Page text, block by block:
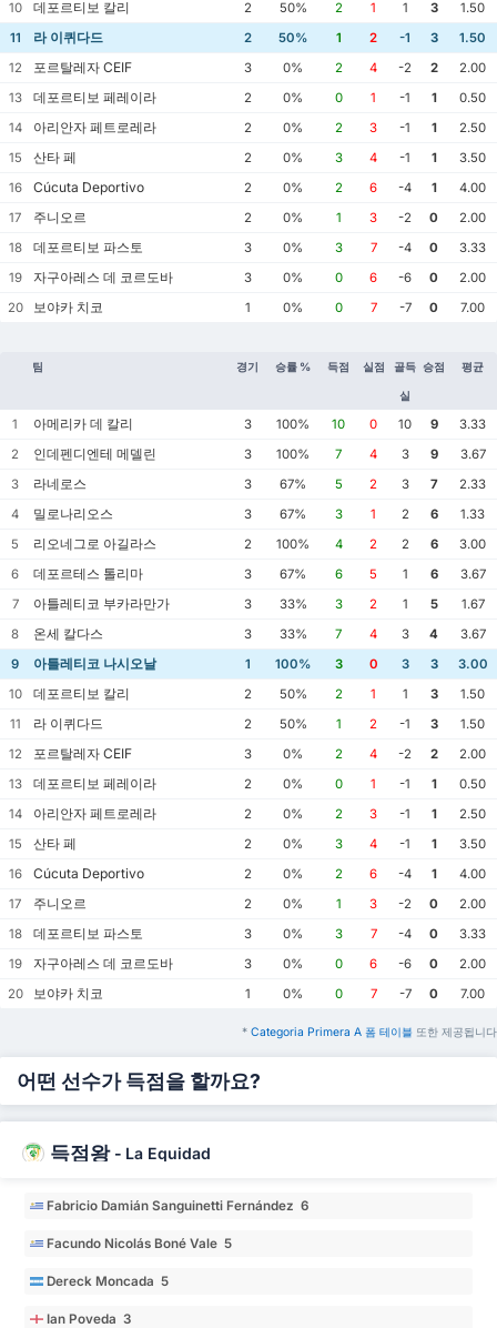
10 데포르티보 칼리 2 50% 2 1 1 3
1.50
11
라 이퀴다드 2 50% 1 2 -1 3
1.50
12
포르탈레자 CEIF 3 0% 2 4 -2 2
2.00
13
데포르티보 페레이라 2 0% 0 1 -1 1
0.50
14
아리안자 페트로레라 2 0% 2 3 -1 1
2.50
15
산타 페 2 0% 3 4 -1 1
3.50
16
Cúcuta Deportivo 2 0% 2 6 -4 1
4.00
17
주니오르 2 0% 1 3 -2 0
2.00
18
데포르티보 파스토 3 0% 3 7 -4 0
3.33
19
자구아레스 데 코르도바 3 0% 0 6 -6 0
2.00
20
보야카 치코 1 0% 0 7 -7 0 7.00
팀 경기 승률 % 득점 실점 골득
실
승점 평균
1 아메리카 데 칼리 3 100% 10 0 10 9
3.33
2
인데펜디엔테 메델린 3 100% 7 4 3 9
3.67
3
라네로스 3 67% 5 2 3 7
2.33
4
밀로나리오스 3 67% 3 1 2 6
1.33
5
리오네그로 아길라스 2 100% 4 2 2 6
3.00
6
데포르테스 톨리마 3 67% 6 5 1 6
3.67
7
아틀레티코 부카라만가 3 33% 3 2 1 5
1.67
8
온세 칼다스 3 33% 7 4 3 4
3.67
9
아틀레티코 나시오날 1 100% 3 0 3 3
3.00
10
데포르티보 칼리 2 50% 2 1 1 3
1.50
11
라 이퀴다드 2 50% 1 2 -1 3
1.50
12
포르탈레자 CEIF 3 0% 2 4 -2 2
2.00
13
데포르티보 페레이라 2 0% 0 1 -1 1
0.50
14
아리안자 페트로레라 2 0% 2 3 -1 1
2.50
15
산타 페 2 0% 3 4 -1 1
3.50
16
Cúcuta Deportivo 2 0% 2 6 -4 1
4.00
17
주니오르 2 0% 1 3 -2 0
2.00
18
데포르티보 파스토 3 0% 3 7 -4 0
3.33
19
자구아레스 데 코르도바 3 0% 0 6 -6 0
2.00
20
보야카 치코 1 0% 0 7 -7 0 7.00
* Categoria Primera A 폼 테이블 또한 제공됩니다
어떤 선수가 득점을 할까요?
득점왕 - La Equidad
Fabricio Damián Sanguinetti Fernández 6
Facundo Nicolás Boné Vale 5
Dereck Moncada 5
Ian Poveda 3